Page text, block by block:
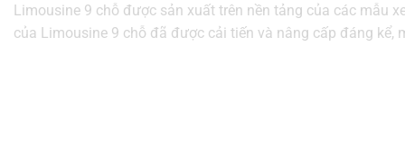
Limousine 9 chỗ được sản xuất trên nền tảng của các mẫu
của Limousine 9 chỗ đã được cải tiến và nâng cấp đáng